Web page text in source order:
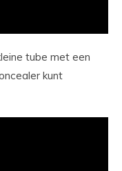
tube met een
kunt